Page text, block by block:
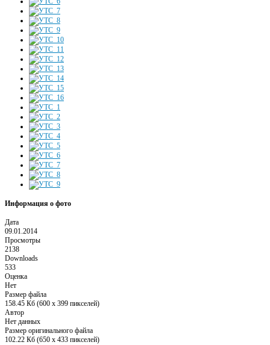
Информация о фото
Дата
09.01.2014
Просмотры
2138
Downloads
533
Оценка
Нет
Размер файла
158.45 Кб (600 x 399 пикселей)
Автор
Нет данных
Размер оригинального файла
102.22 Кб (650 x 433 пикселей)